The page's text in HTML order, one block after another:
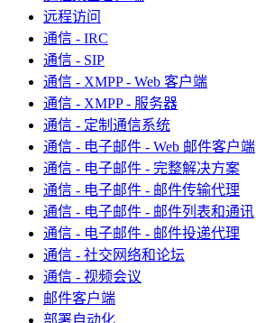
远程访问
通信 - IRC
通信 - SIP
通信 - XMPP - Web 客户端
通信 - XMPP - 服务器
通信 - 定制通信系统
通信 - 电子邮件 - Web 邮件客户端
通信 - 电子邮件 - 完整解决方案
通信 - 电子邮件 - 邮件传输代理
通信 - 电子邮件 - 邮件列表和通讯
通信 - 电子邮件 - 邮件投递代理
通信 - 社交网络和论坛
通信 - 视频会议
邮件客户端
部署自动化